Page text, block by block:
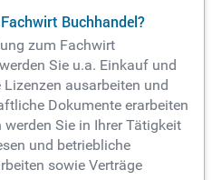
Buchhandel?
zum Fachwirt
Sie u.a. Einkauf und
ausarbeiten und
Dokumente erarbeiten
Sie in Ihrer Tätigkeit
und betriebliche
sowie Verträge